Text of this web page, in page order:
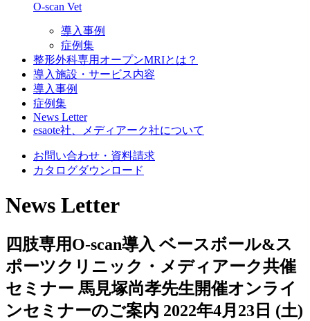
O-scan Vet
導入事例
症例集
整形外科専用オープンMRIとは？
導入施設・サービス内容
導入事例
症例集
News Letter
esaote社、メディアーク社について
お問い合わせ・資料請求
カタログダウンロード
News Letter
四肢専用O-scan導入 ベースボール&ス
ポーツクリニック・メディアーク共催
セミナー 馬見塚尚孝先生開催オンライ
ンセミナーのご案内 2022年4月23日 (土)